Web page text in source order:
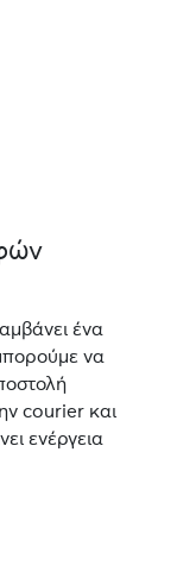
ένα
να
courier και
ενέργεια